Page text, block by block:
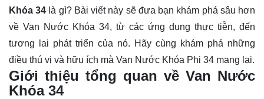
Khóa 34 là gì? Bài viết này sẽ đưa bạn khám phá sâu hơn
về Van Nước Khóa 34, từ các ứng dụng thực tiễn, đến
tương lai phát triển của nó. Hãy cùng khám phá những
điều thú vị và hữu ích mà Van Nước Khóa Phi 34 mang lại.
Giới thiệu tổng quan về Van Nước
Khóa 34